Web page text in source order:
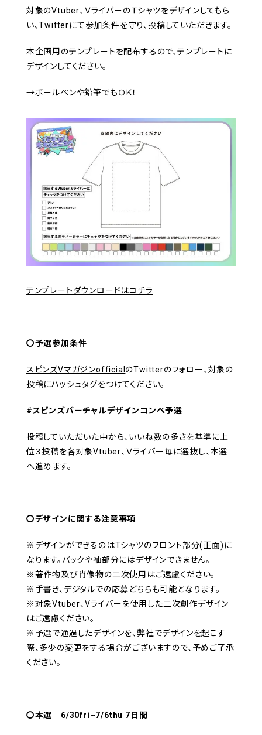
対象のVtuber、ＶライバーのＴシャツをデザインしてもら
い、Twitterにて参加条件を守り、投稿していただきます。
本企画用のテンプレートを配布するので、テンプレートに
デザインしてください。
→ボールペンや鉛筆でもＯＫ！
テンプレートダウンロードはコチラ
〇予選参加条件
スピンズVマガジンofficial のTwitterのフォロー、対象の
投稿にハッシュタグをつけてください。
#スピンズバーチャルデザインコンペ予選
投稿していただいた中から、いいね数の多さを基準に上
位３投稿を各対象Vtuber、Ｖライバー毎に選抜し、本選
へ進めます。
〇デザインに関する注意事項
※デザインができるのはTシャツのフロント部分(正面)に
なります。バックや袖部分にはデザインできません。
※著作物及び肖像物の二次使用はご遠慮ください。
※手書き、デジタルでの応募どちらも可能となります。
※対象Vtuber、Vライバーを使用した二次創作デザイン
はご遠慮ください。
※予選で通過したデザインを、弊社でデザインを起こす
際、多少の変更をする場合がございますので、予めご了承
ください。
〇本選 6/30fri~7/6thu 7日間